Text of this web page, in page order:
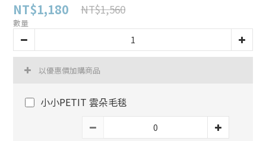
NT$1,180 NT$1,560
數量
以優惠價加購商品
小小PETIT 雲朵毛毯